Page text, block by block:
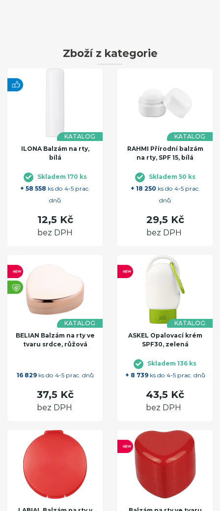
Zboží z kategorie
KATALOG
ILONA Balzám na rty,
bílá
Skladem 170 ks
+ 58 558 ks do 4-5 prac.
dnů
12,5 Kč
bez DPH
KATALOG
RAHMI Přírodní balzám
na rty, SPF 15, bílá
Skladem 50 ks
+ 18 250 ks do 4-5 prac.
dnů
29,5 Kč
bez DPH
KATALOG
BELIAN Balzám na rty ve
tvaru srdce, růžová
16 829ks do 4-5 prac. dnů
37,5 Kč
bez DPH
KATALOG
ASKEL Opalovací krém
SPF30, zelená
Skladem 136 ks
+ 8 739ks do 4-5 prac. dnů
43,5 Kč
bez DPH